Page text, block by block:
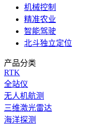
机械控制
精准农业
智能驾驶
北斗独立定位
产品分类
RTK
全站仪
无人机航测
三维激光雷达
海洋探测